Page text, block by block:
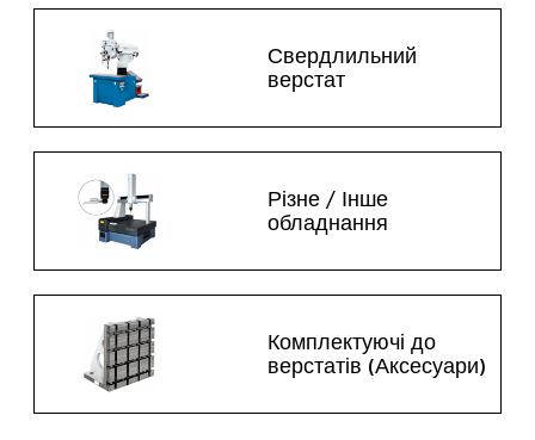
Свердлильний
верстат
Різне / Інше
обладнання
Комплектуючі до
верстатів (Аксесуари)